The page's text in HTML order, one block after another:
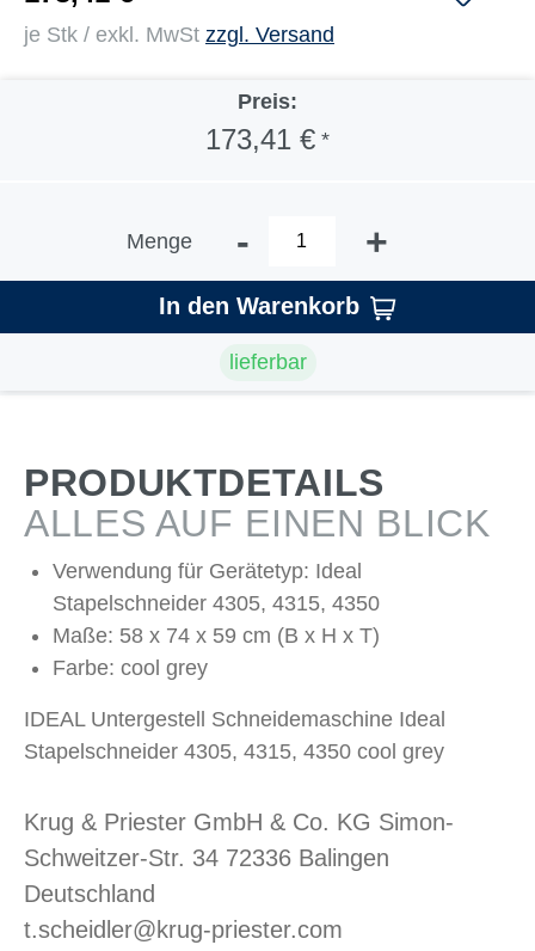
je Stk / exkl. MwSt zzgl. Versand
Preis:
173,41 € *
Menge - +
In den Warenkorb
lieferbar
PRODUKTDETAILS
ALLES AUF EINEN BLICK
Verwendung für Gerätetyp: Ideal
Stapelschneider 4305, 4315, 4350
Maße: 58 x 74 x 59 cm (B x H x T)
Farbe: cool grey
IDEAL Untergestell Schneidemaschine Ideal
Stapelschneider 4305, 4315, 4350 cool grey
Krug & Priester GmbH & Co. KG Simon-
Schweitzer-Str. 34 72336 Balingen
Deutschland
t.scheidler@krug-priester.com